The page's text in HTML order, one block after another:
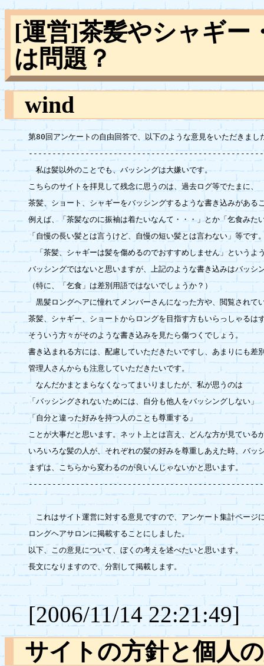
[運営]茶髪やシャギー
は問題？
wind
第80回アンケートの自由回答で、以下のような意見をいただきまし
私は髪以外のことでも、バッシングは大嫌いです。
こちらのサイトを拝見して残念に思うのは、過去ログ等でたまに、
茶髪、ショート、シャギーをバッシングするような書き込みがある
例えば、「茶髪なのに振袖は着たいなんて・・・」とか「乞食みた
「自慢の長い髪とは言うけど、自慢の短い髪とは言わない」等です
「茶髪、シャギーは髪を傷めるのでおすすめしません」というよ
バッシングではないと思いますが、上記のような書き込みはバッシ
（特に、「乞食」は差別用語ではないでしょうか？）
黒髪ロングヘアに憧れてメンバーさんになった方や、閲覧されて
茶髪、シャギー、ショートからロングを目指す方もいらっしゃるは
そういう方々がそのような書き込みを見たら傷つくでしょう。
書き込まれる方には、配慮していただきたいですし、あまりにも差
管理人さんからも注意していただきたいです。
なんだかまとまらなくなってまいりましたが、私が思うのは
「バッシングされないためには、自分も他人をバッシングしない」
「自分と違った好みを持つ人のことも尊重する」
ことが大事だと思います。ネット上とは言え、どんな方が見ている
いろいろな髪の人が、それぞれの髪の好みを尊重しあえた時、バッ
まずは、こちらから変わるのが良いんじゃないかと思います。
これはサイト運営に対する意見ですので、アンケート集計ページ
ロングヘアサロンに掲載することにしました。
以下、この意見について、ぼくの考えを述べたいと思います。
長文になりますので、分割して掲載します。
[2006/11/14 22:21:49]
サイトの方針と